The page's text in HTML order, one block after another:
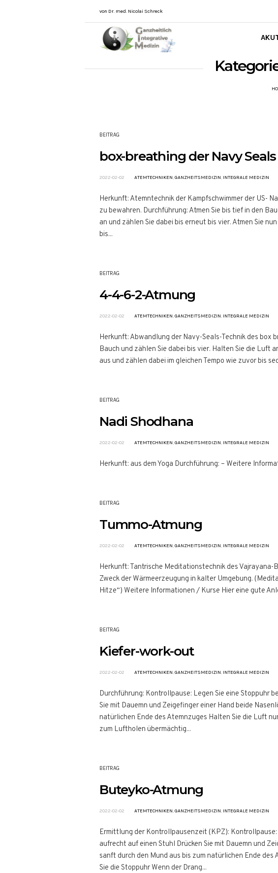
von Dr. med. Nicolai Schreck
BEITRAG
box-breathing der Navy Seals
2022-02-02 ATEMTECHNIKEN,GANZHEITSMEDIZIN, INTEGRALE MEDIZIN
Herkunft: Atemntechnik der Kampfschwimmer der US-
zu bewahren. Durchführung: Atmen Sie bis tief in den
an und zählen Sie dabei bis erneut bis vier. Atmen Sie
bis...
BEITRAG
4-4-6-2-Atmung
2022-02-02 ATEMTECHNIKEN,GANZHEITSMEDIZIN, INTEGRALE MEDIZIN
Herkunft: Abwandlung der Navy-Seals-Technik des box
Bauch und zählen Sie dabei bis vier. Halten Sie die Luft
aus und zählen dabei im gleichen Tempo wie zuvor bis
BEITRAG
Nadi Shodhana
2022-02-02 ATEMTECHNIKEN,GANZHEITSMEDIZIN, INTEGRALE MEDIZIN
Herkunft: aus dem Yoga Durchführung: – Weitere
BEITRAG
Tummo-Atmung
2022-02-02 ATEMTECHNIKEN,GANZHEITSMEDIZIN, INTEGRALE MEDIZIN
Herkunft: Tantrische Meditationstechnik des Vajrayana-
Zweck der Wärmeerzeugung in kalter Umgebung.
Hitze“) Weitere Informationen / Kurse Hier eine gute
BEITRAG
Kiefer-work-out
2022-02-02 ATEMTECHNIKEN,GANZHEITSMEDIZIN, INTEGRALE MEDIZIN
Durchführung: Kontrollpause: Legen Sie eine Stoppuhr
Sie mit Dauemn und Zeigefinger einer Hand beide
natürlichen Ende des Atemnzuges Halten Sie die Luft
zum Luftholen übermächtig...
BEITRAG
Buteyko-Atmung
2022-02-02 ATEMTECHNIKEN,GANZHEITSMEDIZIN, INTEGRALE MEDIZIN
Ermittlung der Kontrollpausenzeit (KPZ):
aufrecht auf einen Stuhl Drücken Sie mit Dauemn und
sanft durch den Mund aus bis zum natürlichen Ende
Sie die Stoppuhr Wenn der Drang...